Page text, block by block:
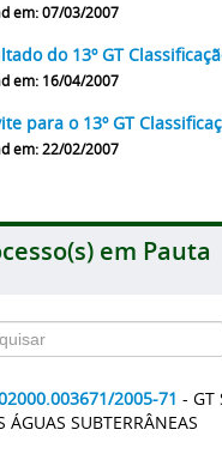
em: 07/03/2007
do 13º GT
em: 16/04/2007
para o 13º GT
em: 22/02/2007
em Pauta
2005-71 - GT
ÁGUAS SUBTERRÂNEAS